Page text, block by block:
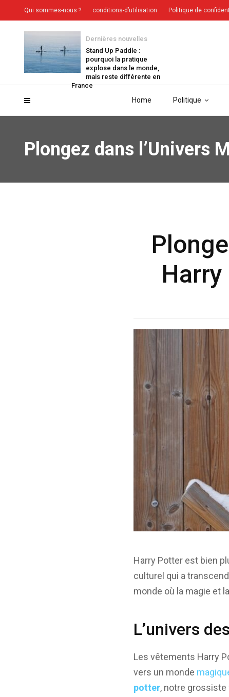
Home Politique
Dernières nouvelles
Stand Up Paddle :
pourquoi la pratique
explose dans le monde,
mais reste différente en
France
Qui sommes-nous ? conditions-d’utilisation Politique de
Plongez dans l’Univers
Harry Potter est bien
culturel qui a
monde où la magie et
L’univers
Les vêtements Harry
vers un monde
potter, notre